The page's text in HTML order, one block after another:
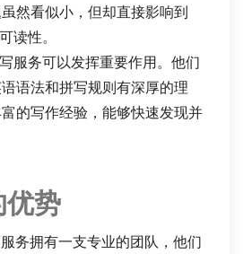
然看似小，但却直接影响到
读性。
服务可以发挥重要作用。他们
语法和拼写规则有深厚的理
的写作经验，能够快速发现并
势
服务拥有一支专业的团队，他们